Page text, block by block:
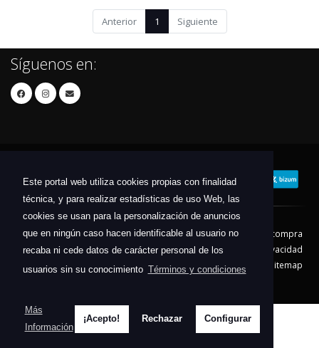
Este portal web utiliza cookies propias con finalidad
técnica, y para realizar estadísticas de uso Web, las
cookies se usan para la personalización de anuncios
que en ningún caso hacen identificable al usuario no
recaba ni cede datos de carácter personal de los
usuarios sin su conocimiento Términos y condiciones
Más
Información
¡Acepto! Rechazar Configurar
Anterior 1 Siguiente
Síguenos en:
Contacto Aviso Legal
Condiciones de compra
Política de envíos
Política de devolución
Política de Privacidad
Política de Cookies
Sitemap